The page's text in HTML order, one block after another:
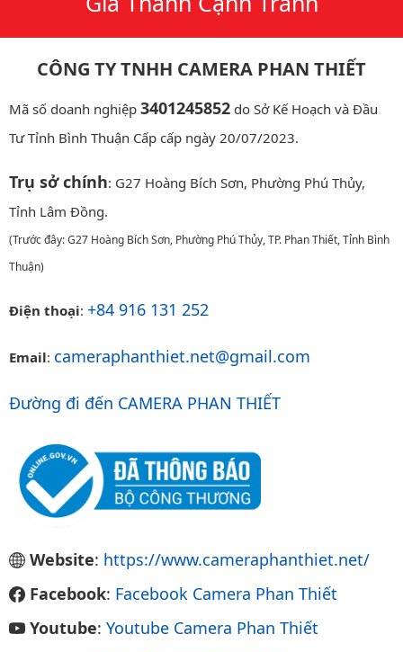
CÔNG TY TNHH CAMERA PHAN THIẾT
Mã số doanh nghiệp 3401245852 do Sở Kế Hoạch và Đầu
Tư Tỉnh Bình Thuận Cấp cấp ngày 20/07/2023.
Trụ sở chính: G27 Hoàng Bích Sơn, Phường Phú Thủy,
Tỉnh Lâm Đồng.
(Trước đây: G27 Hoàng Bích Sơn, Phường Phú Thủy, TP. Phan Thiết, Tỉnh Bình
Thuận)
Điện thoại: +84 916 131 252
Email: cameraphanthiet.net@gmail.com
Đường đi đến CAMERA PHAN THIẾT
Website: https://www.cameraphanthiet.net/
Facebook: Facebook Camera Phan Thiết
Youtube: Youtube Camera Phan Thiết